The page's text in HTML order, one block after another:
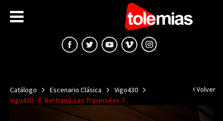
Catálogo Escenario Clásica
Vigo430
Vigo430 - É. Bertrand: Les Traversées.7
Volver